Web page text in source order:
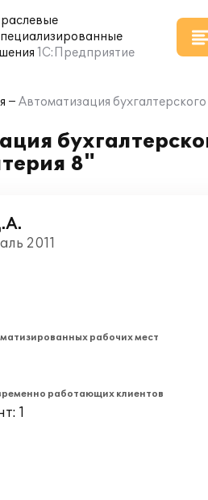
1С:Предприятие
Автоматизация
8"
2011
рабочих мест
работающих клиентов
1